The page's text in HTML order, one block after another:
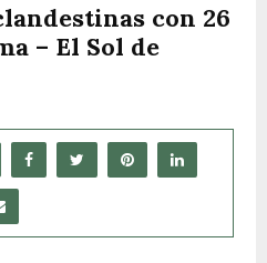
con 26
– El Sol de